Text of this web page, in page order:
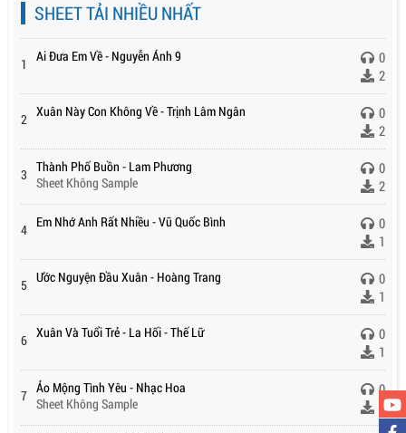
SHEET TẢI NHIỀU NHẤT
1 Ai Đưa Em Về - Nguyễn Ánh 9
0
2
2 Xuân Này Con Không Về - Trịnh Lâm Ngân
0
2
3 Thành Phố Buồn - Lam Phương
Sheet Không Sample
0
2
4 Em Nhớ Anh Rất Nhiều - Vũ Quốc Bình
0
1
5 Ước Nguyện Đầu Xuân - Hoàng Trang
0
1
6 Xuân Và Tuổi Trẻ - La Hối - Thế Lữ
0
1
7 Ảo Mộng Tình Yêu - Nhạc Hoa
Sheet Không Sample
0
1